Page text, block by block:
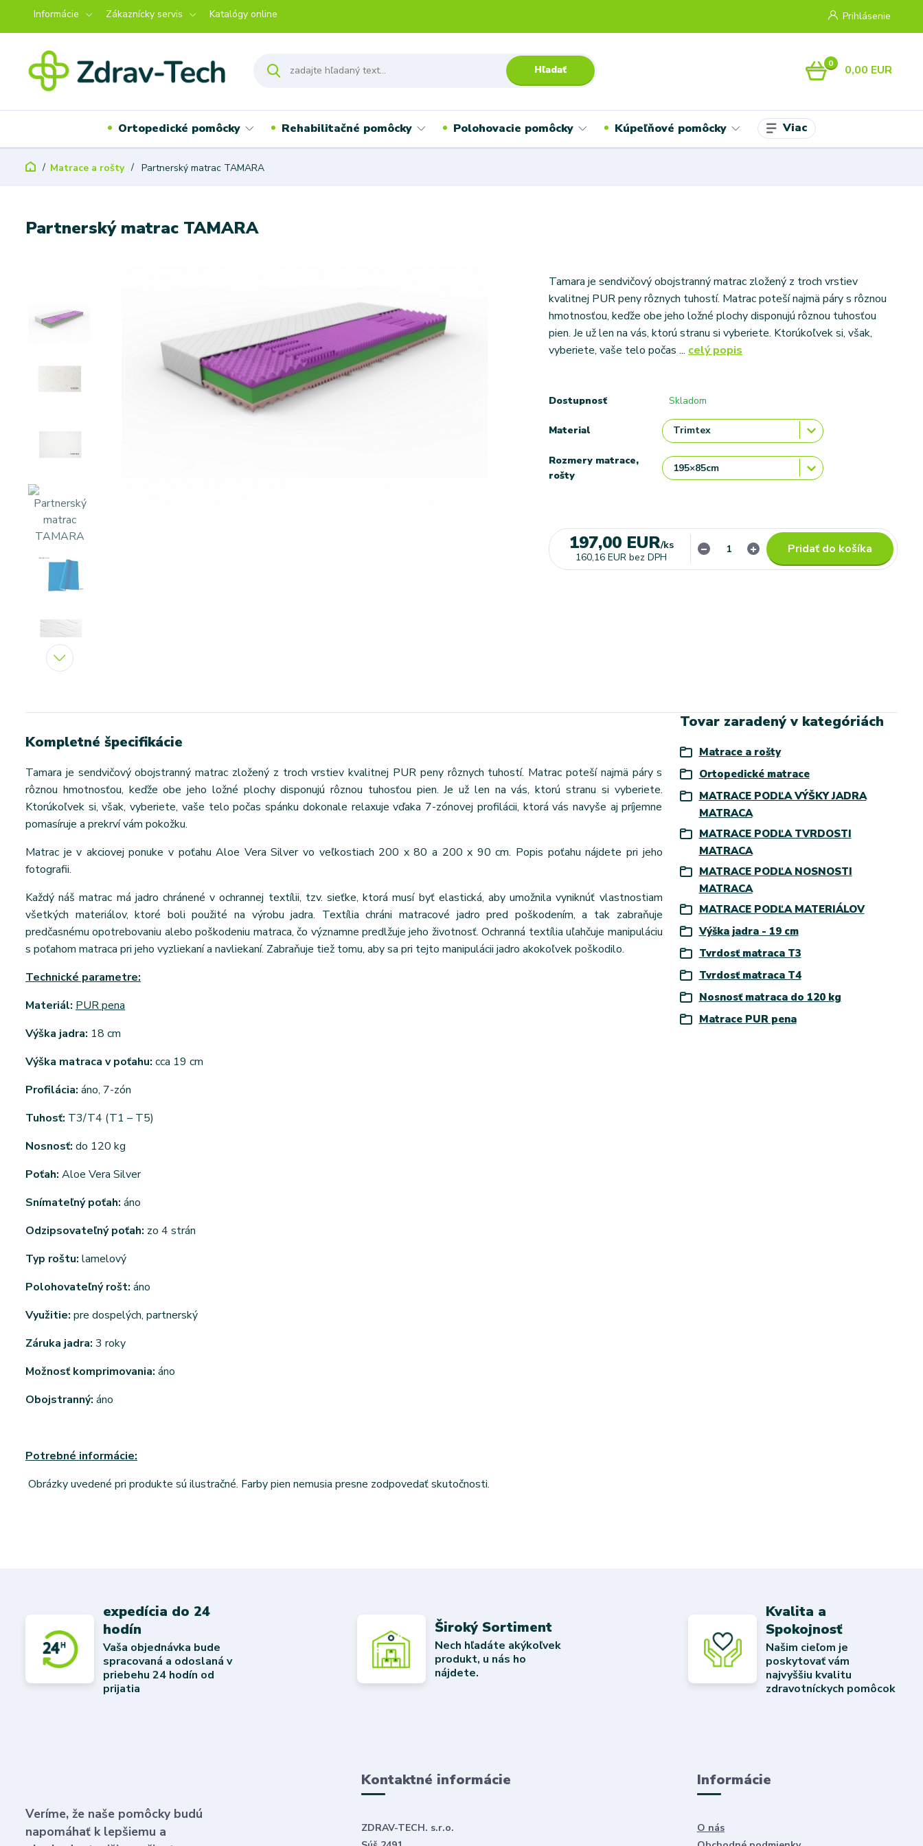
Informácie Zákaznícky servis Katalógy online Prihlásenie
Hľadať 0 0,00 EUR
Ortopedické pomôcky Rehabilitačné pomôcky Polohovacie pomôcky Kúpeľňové pomôcky Viac
Matrace a rošty Partnerský matrac TAMARA
Partnerský matrac TAMARA
Tamara je sendvičový obojstranný matrac zložený z troch vrstiev
kvalitnej PUR peny rôznych tuhostí. Matrac poteší najmä páry s rôznou
hmotnosťou, keďže obe jeho ložné plochy disponujú rôznou tuhosťou
pien. Je už len na vás, ktorú stranu si vyberiete. Ktorúkoľvek si, však,
vyberiete, vaše telo počas ... celý popis
Dostupnosť Skladom
Material
Rozmery matrace,
rošty
197,00 EUR/ks
160,16 EUR bez DPH
Pridať do košíka
Kompletné špecifikácie
Tamara je sendvičový obojstranný matrac zložený z troch vrstiev kvalitnej PUR peny rôznych tuhostí. Matrac poteší najmä páry s
rôznou hmotnosťou, keďže obe jeho ložné plochy disponujú rôznou tuhosťou pien. Je už len na vás, ktorú stranu si vyberiete.
Ktorúkoľvek si, však, vyberiete, vaše telo počas spánku dokonale relaxuje vďaka 7-zónovej profilácii, ktorá vás navyše aj príjemne
pomasíruje a prekrví vám pokožku.
Matrac je v akciovej ponuke v poťahu Aloe Vera Silver vo veľkostiach 200 x 80 a 200 x 90 cm. Popis poťahu nájdete pri jeho
fotografii.
Každý náš matrac má jadro chránené v ochrannej textílii, tzv. sieťke, ktorá musí byť elastická, aby umožnila vyniknúť vlastnostiam
všetkých materiálov, ktoré boli použité na výrobu jadra. Textília chráni matracové jadro pred poškodením, a tak zabraňuje
predčasnému opotrebovaniu alebo poškodeniu matraca, čo významne predlžuje jeho životnosť. Ochranná textília uľahčuje manipuláciu
s poťahom matraca pri jeho vyzliekaní a navliekaní. Zabraňuje tiež tomu, aby sa pri tejto manipulácii jadro akokoľvek poškodilo.
Technické parametre:
Materiál: PUR pena
Výška jadra: 18 cm
Výška matraca v poťahu: cca 19 cm
Profilácia: áno, 7-zón
Tuhosť: T3/T4 (T1 – T5)
Nosnosť: do 120 kg
Poťah: Aloe Vera Silver
Snímateľný poťah: áno
Odzipsovateľný poťah: zo 4 strán
Typ roštu: lamelový
Polohovateľný rošt: áno
Využitie: pre dospelých, partnerský
Záruka jadra: 3 roky
Možnosť komprimovania: áno
Obojstranný: áno
Potrebné informácie:
Obrázky uvedené pri produkte sú ilustračné. Farby pien nemusia presne zodpovedať skutočnosti.
Tovar zaradený v kategóriách
Matrace a rošty
Ortopedické matrace
MATRACE PODĽA VÝŠKY JADRA
MATRACA
MATRACE PODĽA TVRDOSTI
MATRACA
MATRACE PODĽA NOSNOSTI
MATRACA
MATRACE PODĽA MATERIÁLOV
Výška jadra - 19 cm
Tvrdosť matraca T3
Tvrdosť matraca T4
Nosnosť matraca do 120 kg
Matrace PUR pena
expedícia do 24
hodín
Vaša objednávka bude
spracovaná a odoslaná v
priebehu 24 hodín od
prijatia
Široký Sortiment
Nech hľadáte akýkoľvek
produkt, u nás ho
nájdete.
Kvalita a
Spokojnosť
Našim cieľom je
poskytovať vám
najvyššiu kvalitu
zdravotníckych pomôcok
Veríme, že naše pomôcky budú
napomáhať k lepšiemu a
Kontaktné informácie
ZDRAV-TECH. s.r.o.
Informácie
O nás